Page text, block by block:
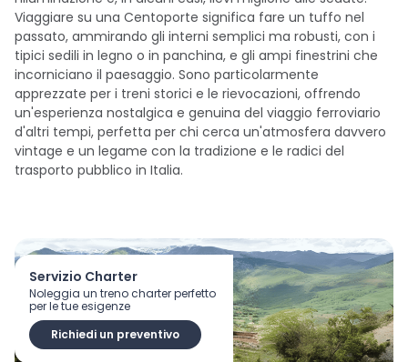
Viaggiare su una Centoporte significa fare un tuffo nel
passato, ammirando gli interni semplici ma robusti, con i
tipici sedili in legno o in panchina, e gli ampi finestrini che
incorniciano il paesaggio. Sono particolarmente
apprezzate per i treni storici e le rievocazioni, offrendo
un'esperienza nostalgica e genuina del viaggio ferroviario
d'altri tempi, perfetta per chi cerca un'atmosfera davvero
vintage e un legame con la tradizione e le radici del
trasporto pubblico in Italia.
Servizio Charter
Noleggia un treno charter perfetto
per le tue esigenze
Richiedi un preventivo